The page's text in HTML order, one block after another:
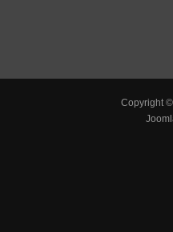
Copyright